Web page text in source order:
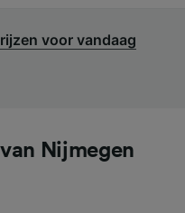
voor vandaag
Nijmegen